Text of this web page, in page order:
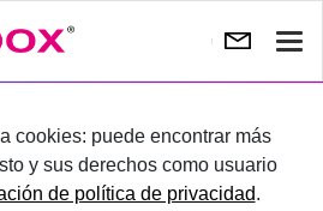
cookies: puede encontrar más
y sus derechos como usuario
de política de privacidad.
IN­GRE­SE